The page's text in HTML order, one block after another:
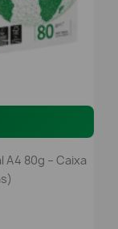
A4 80g – Caixa